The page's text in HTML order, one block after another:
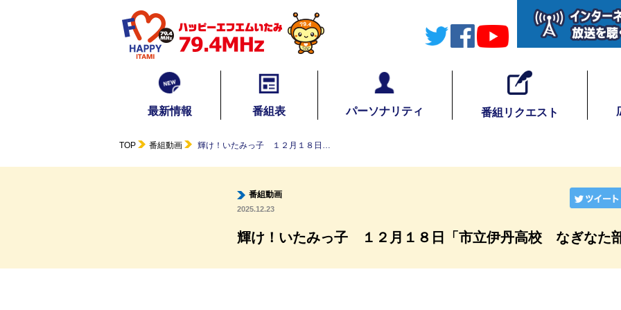
最新情報 番組表 パーソナリティ 番組リクエスト
TOP 番組動画 輝け！いたみっ子 １２月１８日…
番組動画
2025.12.23
輝け！いたみっ子 １２月１８日「市立伊丹高校 なぎなた